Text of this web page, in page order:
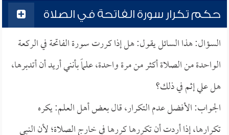
حكم تكرار سورة الفاتحة في الصلاة
السؤال: هذا السائل يقول: هل إذا كررت سورة الفاتحة في الركعة
الواحدة من الصلاة أكثر من مرة واحدة، علماً بأنني أريد أن أتدبرها،
هل علي إثم في ذلك؟
الجواب: الأفضل عدم التكرار، قال بعض أهل العلم: يكره
تكرارها، إذا أردت أن تكررها كررها في خارج الصلاة؛ لأن النبي